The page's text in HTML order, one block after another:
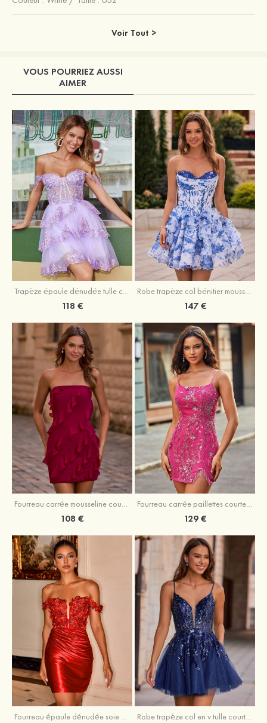
Voir Tout >
VOUS POURRIEZ AUSSI
AIMER
Trapèze épaule dénudée tulle courte/mini robe de fête de la rentrée avec paillettes
118 €
Robe trapèze col bénitier mousseline courte/mini robe de fête de la rentrée avec appliqué
147 €
Fourreau carrée mousseline courte/mini robe de fête de la rentré avec volants
108 €
Fourreau carrée paillettes courte/mini robe de fête de la rentrée
129 €
Fourreau épaule dénudée soie comme du satin courte/mini robe de fête de la rentrée Robe trapèze col en v tulle courte/mini robe de fête de la rentrée avec poches paillettes